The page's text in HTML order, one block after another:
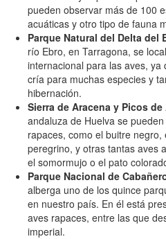
pueden observar más de 100
acuáticas y otro tipo de fauna
Parque Natural del Delta del
río Ebro, en Tarragona, se
internacional para las aves,
cría para muchas especies y
hibernación.
Sierra de Aracena y Picos de
andaluza de Huelva se
rapaces, como el buitre
peregrino, y otras tantas aves
el somormujo o el pato
Parque Nacional de
alberga uno de los quince
en nuestro país. En él está
aves rapaces, entre las que
imperial.